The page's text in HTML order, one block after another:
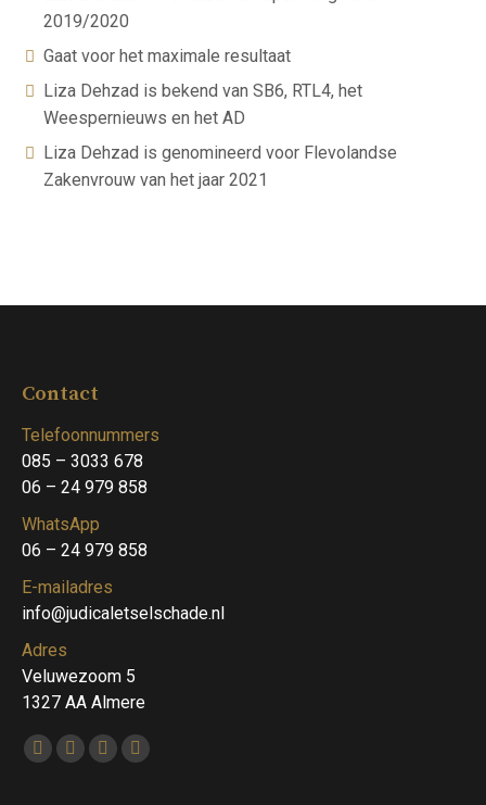
2019/2020
Gaat voor het maximale resultaat
Liza Dehzad is bekend van SB6, RTL4, het
Weespernieuws en het AD
Liza Dehzad is genomineerd voor Flevolandse
Zakenvrouw van het jaar 2021
Contact
Telefoonnummers
085 – 3033 678
06 – 24 979 858
WhatsApp
06 – 24 979 858
E-mailadres
info@judicaletselschade.nl
Adres
Veluwezoom 5
1327 AA Almere
Vind ons op:
Facebook
TwitterLinkedinInstagram